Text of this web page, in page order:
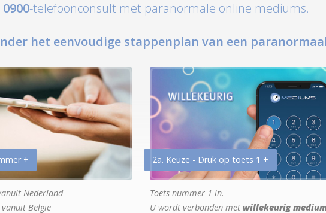
0900-telefoonconsult met paranormale online mediums.
het eenvoudige stappenplan van een
+
Nederland
vanuit België
2a. Keuze - Druk op toets 1 +
Toets nummer 1 in.
U wordt verbonden met willekeurig